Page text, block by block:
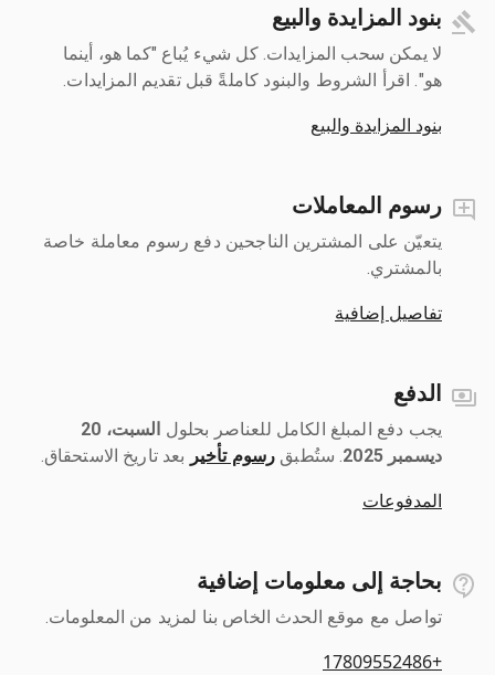
بنود المزايدة والبيع
لا يمكن سحب المزايدات. كل شيء يُباع "كما هو، أينما
هو". اقرأ الشروط والبنود كاملةً قبل تقديم المزايدات.
بنود المزايدة والبيع
رسوم المعاملات
يتعيّن على المشترين الناجحين دفع رسوم معاملة خاصة
بالمشتري.
تفاصيل إضافية
الدفع
يجب دفع المبلغ الكامل للعناصر بحلول ‎
السبت، 20
ديسمبر 2025
‎. ستُطبق رسوم تأخير بعد تاريخ الاستحقاق.
المدفوعات
بحاجة إلى معلومات إضافية
تواصل مع موقع الحدث الخاص بنا لمزيد من المعلومات.
+17809552486